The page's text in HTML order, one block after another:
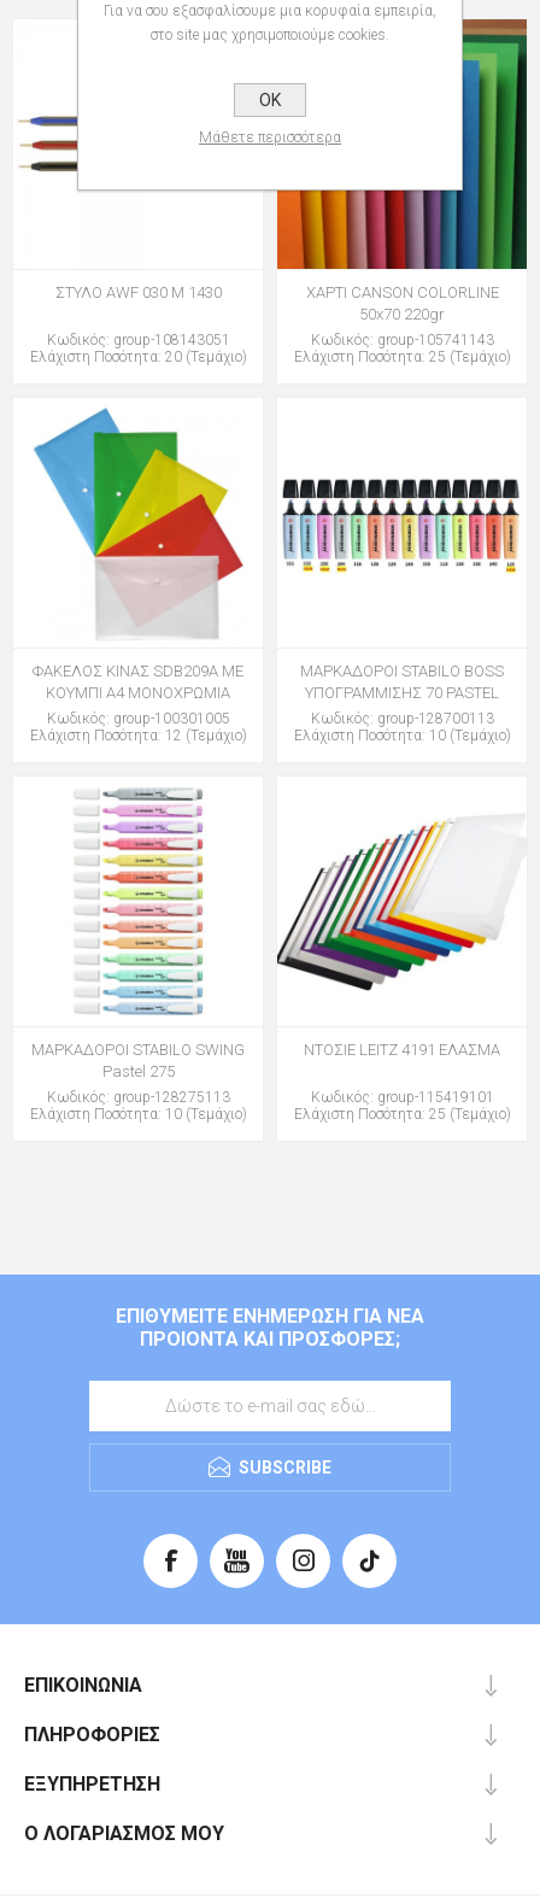
ΣΤΥΛΟ AWF 030 M 1430
Κωδικός: group-108143051
Ελάχιστη Ποσότητα: 20 (Τεμάχιο)
ΧΑΡΤΙ CANSON COLORLINE
50x70 220gr
Κωδικός: group-105741143
Ελάχιστη Ποσότητα: 25 (Τεμάχιο)
ΦΑΚΕΛΟΣ ΚΙΝΑΣ SDB209A ΜΕ
ΚΟΥΜΠΙ Α4 ΜΟΝΟΧΡΩΜΙΑ
Κωδικός: group-100301005
Ελάχιστη Ποσότητα: 12 (Τεμάχιο)
ΜΑΡΚΑΔΟΡΟΙ STABILO BOSS
ΥΠΟΓΡΑΜΜΙΣΗΣ 70 PASTEL
Κωδικός: group-128700113
Ελάχιστη Ποσότητα: 10 (Τεμάχιο)
ΜΑΡΚΑΔΟΡΟΙ STABILO SWING
Pastel 275
Κωδικός: group-128275113
Ελάχιστη Ποσότητα: 10 (Τεμάχιο)
ΝΤΟΣΙΕ LEITZ 4191 ΕΛΑΣΜΑ
Κωδικός: group-115419101
Ελάχιστη Ποσότητα: 25 (Τεμάχιο)
ΕΠΙΘΥΜΕΊΤΕ ΕΝΗΜΈΡΩΣΗ ΓΙΑ ΝΈΑ
ΠΡΟΙΌΝΤΑ ΚΑΙ ΠΡΟΣΦΟΡΈΣ;
SUBSCRIBE
ΕΠΙΚΟΙΝΩΝΊΑ
ΠΛΗΡΟΦΟΡΊΕΣ
ΕΞΥΠΗΡΈΤΗΣΗ
Ο ΛΟΓΑΡΙΑΣΜΌΣ ΜΟΥ
Για να σου εξασφαλίσουμε μια κορυφαία εμπειρία,
στο site μας χρησιμοποιούμε cookies.
OK
Μάθετε περισσότερα